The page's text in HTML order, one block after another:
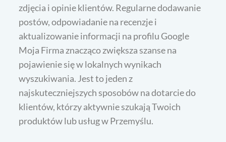
zdjęcia i opinie klientów. Regularne dodawanie
postów, odpowiadanie na recenzje i
aktualizowanie informacji na profilu Google
Moja Firma znacząco zwiększa szanse na
pojawienie się w lokalnych wynikach
wyszukiwania. Jest to jeden z
najskuteczniejszych sposobów na dotarcie do
klientów, którzy aktywnie szukają Twoich
produktów lub usług w Przemyślu.